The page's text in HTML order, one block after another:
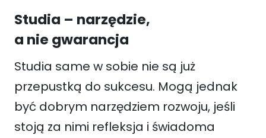
Studia – narzędzie,
a nie gwarancja
Studia same w sobie nie są już
przepustką do sukcesu. Mogą jednak
być dobrym narzędziem rozwoju, jeśli
stoją za nimi refleksja i świadoma